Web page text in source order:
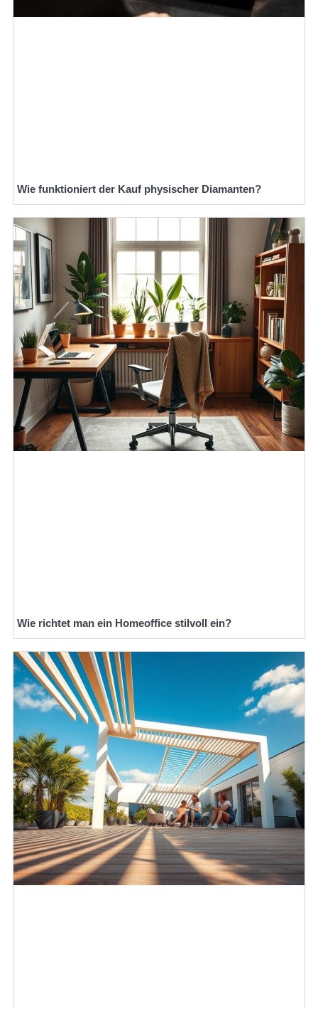
Wie funktioniert der Kauf physischer Diamanten?
Wie richtet man ein Homeoffice stilvoll ein?